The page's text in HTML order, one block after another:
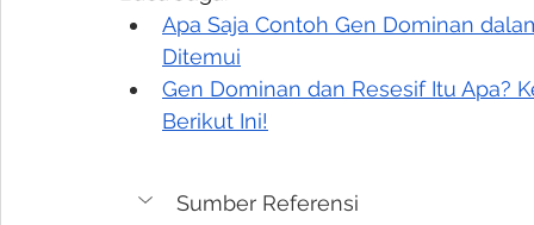
Apa Saja Contoh Gen Dominan
Ditemui
Gen Dominan dan Resesif Itu Apa?
Berikut Ini!
Sumber Referensi